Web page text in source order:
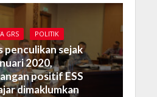
GRS POLITIK
penculikan sejak
2020,
positif ESS
dimaklumkan